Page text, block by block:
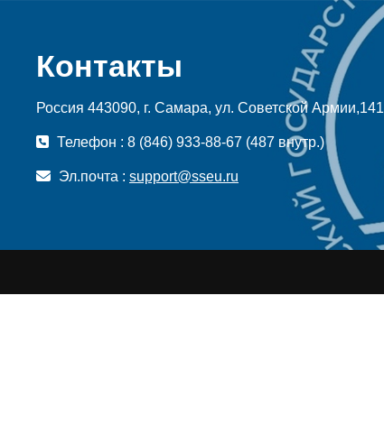
Контакты
Россия 443090, г. Самара, ул. Советской Армии,141
Телефон : 8 (846) 933-88-67 (487 внутр.)
Эл.почта : support@sseu.ru